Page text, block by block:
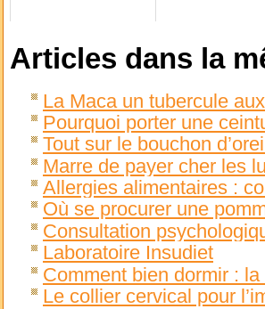
Articles dans la
La Maca un tubercule
Pourquoi porter une
Tout sur le bouchon
Marre de payer cher les
Allergies alimentaires :
Où se procurer une
Consultation
Laboratoire Insudiet
Comment bien dormir :
Le collier cervical pour